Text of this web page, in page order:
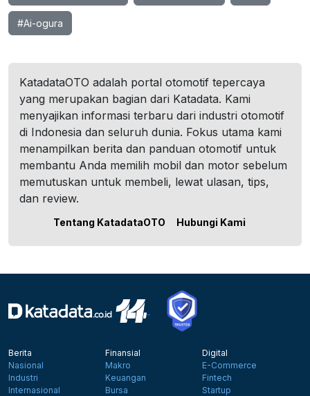
#Ai-ogura
KatadataOTO adalah portal otomotif tepercaya
yang merupakan bagian dari Katadata. Kami
menyajikan informasi terbaru dari industri otomotif
di Indonesia dan seluruh dunia. Fokus utama kami
menampilkan berita dan panduan otomotif untuk
membantu Anda memilih mobil dan motor sebelum
memutuskan untuk membeli, lewat ulasan, tips,
dan review.
Tentang KatadataOTO Hubungi Kami
Berita
Nasional
Industri
Internasional
Finansial
Makro
Keuangan
Bursa
Digital
E-Commerce
Fintech
Startup